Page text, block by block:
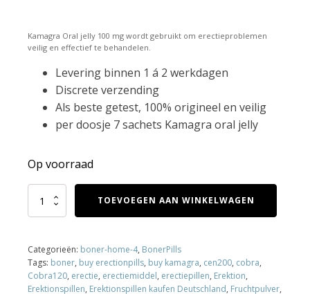
was:
€29.95.
is:
€16.95.
Kamagra Oral jelly 100 mg wordt gebruikt om erectieproblemen
veilig en effectief te behandelen.
Levering binnen 1 á 2 werkdagen
Discrete verzending
Als beste getest, 100% origineel en veilig
per doosje 7 sachets Kamagra oral jelly
Op voorraad
Kamagra
TOEVOEGEN AAN WINKELWAGEN
Categorieën: boner-home-4, BonerPills
Tags: boner, buy erectionpills, buy kamagra, cen200, cobra,
Cobra120, erectie, erectiemiddel, erectiepillen, Erektion,
Erektionspillen, Erektionspillen kaufen Deutschland, Fruchtpulver,